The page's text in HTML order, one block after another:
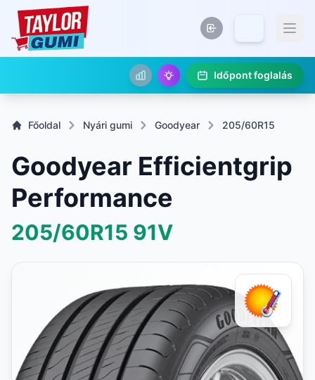
Időpont foglalás
Főoldal Nyári gumi Goodyear 205/60R15
Goodyear Efficientgrip
Performance
205/60R15 91V